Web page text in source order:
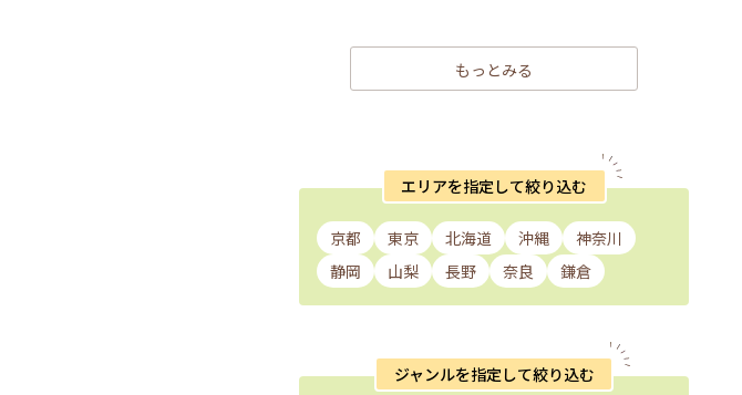
もっとみる
エリアを指定して絞り込む
京都 東京 北海道 沖縄
神奈川
静岡
山梨 長野 奈良 鎌倉
ジャンルを指定して絞り込む